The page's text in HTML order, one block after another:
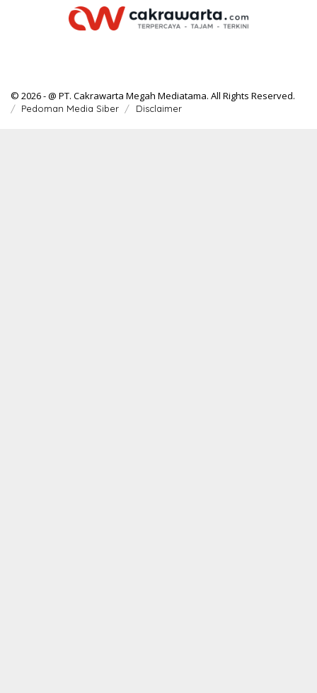
© 2026 - @ PT. Cakrawarta Megah Mediatama. All Rights Reserved.
Pedoman Media Siber Disclaimer